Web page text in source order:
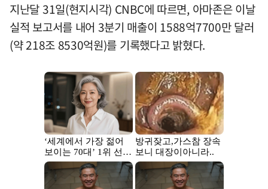
지난달 31일(현지시각) CNBC에 따르면, 아마존은 이날
실적 보고서를 내어 3분기 매출이 1588억7700만 달러
(약 218조 8530억원)를 기록했다고 밝혔다.